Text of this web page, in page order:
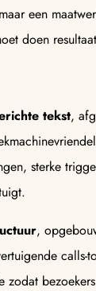
een
doen
tekst,
sterke
,
calls-
zodat